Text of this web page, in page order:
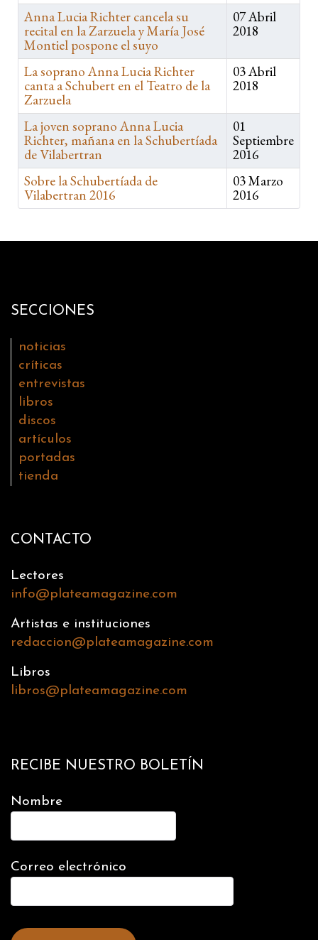
Anna Lucia Richter cancela su
recital en la Zarzuela y María José
Montiel pospone el suyo
07 Abril
2018
La soprano Anna Lucia Richter
canta a Schubert en el Teatro de la
Zarzuela
03 Abril
2018
La joven soprano Anna Lucia
Richter, mañana en la Schubertíada
de Vilabertran
01
Septiembre
2016
Sobre la Schubertíada de
Vilabertran 2016
03 Marzo
2016
SECCIONES
noticias
críticas
entrevistas
libros
discos
artículos
portadas
tienda
CONTACTO
Lectores
info@plateamagazine.com
Artistas e instituciones
redaccion@plateamagazine.com
Libros
libros@plateamagazine.com
RECIBE NUESTRO BOLETÍN
Nombre
Correo electrónico